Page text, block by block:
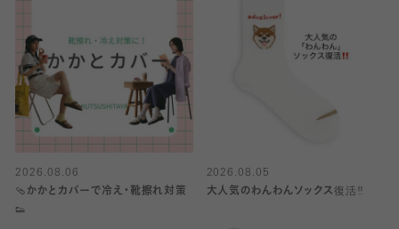
2026.08.06
🩴かかとカバーで冷え・靴擦れ対策
👟
2026.08.05
大人気のわんわんソックス復活‼️